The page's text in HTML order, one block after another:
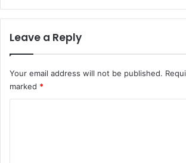
Leave a Reply
Your email address will not be published.
marked *